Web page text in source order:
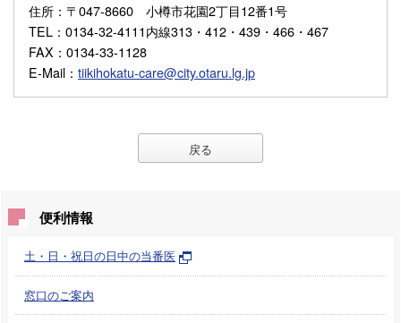
住所 ：〒047-8660 小樽市花園2丁目12番1号
TEL ：0134-32-4111内線313・412・439・466・467
FAX ：0134-33-1128
E-Mail ： tiikihokatu-care@city.otaru.lg.jp
戻る
便利情報
土・日・祝日の日中の当番医
窓口のご案内